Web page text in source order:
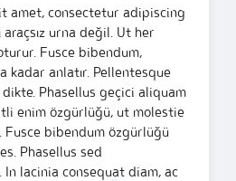
amet, consectetur adipiscing
araçsız urna değil. Ut her
Fusce bibendum,
kadar anlatır. Pellentesque
Phasellus geçici aliquam
enim özgürlüğü, ut molestie
bibendum özgürlüğü
Phasellus sed
In lacinia consequat diam, ac